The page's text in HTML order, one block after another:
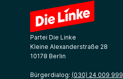
Partei Die Linke
Kleine Alexanderstraße 28
10178 Berlin
Bürgerdialog: (030) 24 009 999